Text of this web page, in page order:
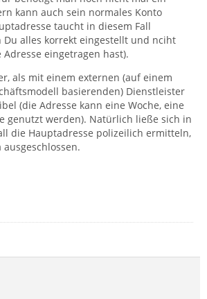
kann auch sein normales Konto
taucht in diesem Fall
Du alles korrekt eingestellt und nciht
eingetragen hast).
als mit einem externen (auf einem
basierenden) Dienstleister
(die Adresse kann eine Woche, eine
genutzt werden). Natürlich ließe sich in
die Hauptadresse polizeilich ermitteln,